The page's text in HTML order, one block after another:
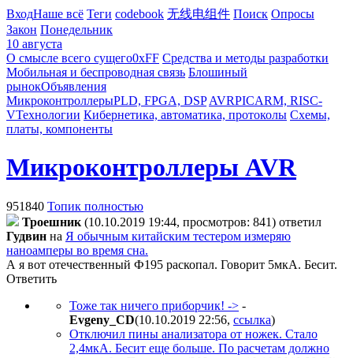
ВходНаше всё Теги codebook 无线电组件 Поиск Опросы
Закон Понедельник
10 августа
О смысле всего сущего0xFF Средства и методы разработки
Мобильная и беспроводная связь Блошиный
рынокОбъявления
МикроконтроллерыPLD, FPGA, DSP AVRPICARM, RISC-
VТехнологии Кибернетика, автоматика, протоколы Схемы,
платы, компоненты
Микроконтроллеры AVR
951840 Топик полностью
Троешник (10.10.2019 19:44, просмотров: 841) ответил
Гудвин на Я обычным китайским тестером измеряю
наноамперы во время сна.
А я вот отечественный Ф195 раскопал. Говорит 5мкА. Бесит.
Ответить
Тоже так ничего приборчик! -> -
Evgeny_CD(10.10.2019 22:56, ссылка)
Отключил пины анализатора от ножек. Стало
2,4мкА. Бесит еще больше. По расчетам должно